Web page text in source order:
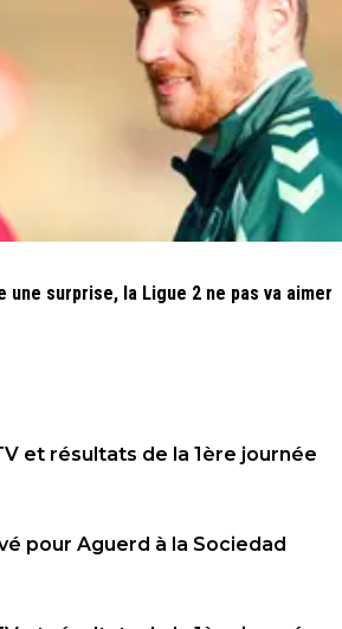
une surprise, la Ligue 2 ne pas va aimer
et résultats de la 1ère journée
pour Aguerd à la Sociedad